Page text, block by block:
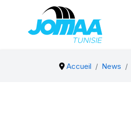
Accueil News